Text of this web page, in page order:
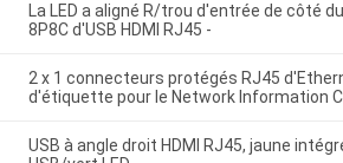
La LED a aligné R/trou d'entrée de côté
8P8C d'USB HDMI RJ45 -
2 x 1 connecteurs protégés RJ45
d'étiquette pour le Network Information
USB à angle droit HDMI RJ45, jaune